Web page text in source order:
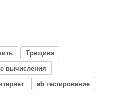
Трещина
вычисления
ab тестирование